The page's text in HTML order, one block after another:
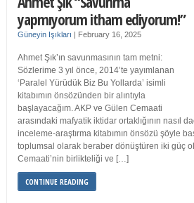
yapmıyorum itham ediyorum!”
Güneyin Işıkları | February 16, 2025
Ahmet Şık’ın savunmasının tam metni:
Sözlerime 3 yıl önce, 2014’te yayımlanan
‘Paralel Yürüdük Biz Bu Yollarda’ isimli
kitabımın önsözünden bir alıntıyla
başlayacağım. AKP ve Gülen Cemaati
arasındaki mafyatik iktidar ortaklığının nasıl
inceleme-araştırma kitabımın önsözü şöyle
toplumsal olarak beraber dönüştüren iki güç
Cemaati’nin birlikteliği ve […]
CONTINUE READING